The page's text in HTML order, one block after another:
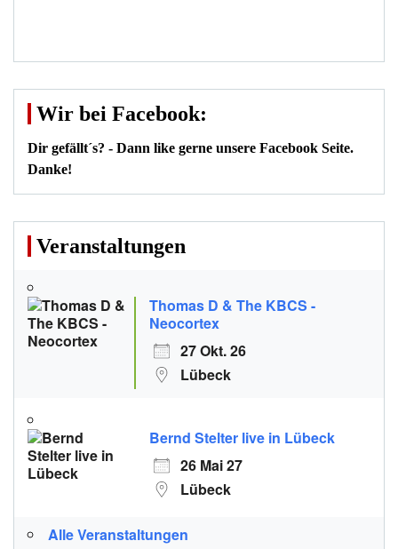
Wir bei Facebook:
Dir gefällt´s? - Dann like gerne unsere Facebook Seite.
Danke!
Veranstaltungen
Thomas D & The KBCS -
Neocortex
27 Okt. 26
Lübeck
Bernd Stelter live in Lübeck
26 Mai 27
Lübeck
Alle Veranstaltungen